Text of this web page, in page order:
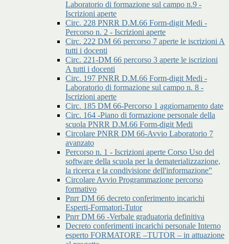
Laboratorio di formazione sul campo n.9 -
Iscrizioni aperte
Circ. 228 PNRR D.M.66 Form-digit Medi -
Percorso n. 2 - Iscrizioni aperte
Circ. 222 DM 66 percorso 7 aperte le iscrizioni A
tutti i docenti
Circ. 221-DM 66 percorso 3 aperte le iscrizioni
A tutti i docenti
Circ. 197 PNRR D.M.66 Form-digit Medi -
Laboratorio di formazione sul campo n. 8 -
Iscrizioni aperte
Circ. 185 DM 66-Percorso 1 aggiornamento date
Circ. 164 -Piano di formazione personale della
scuola PNRR D.M.66 Form-digit Medi
Circolare PNRR DM 66-Avvio Laboratorio 7
avanzato
Percorso n. 1 - Iscrizioni aperte Corso Uso del
software della scuola per la dematerializzazione,
la ricerca e la condivisione dell'informazione”
Circolare Avvio Programmazione percorso
formativo
Pnrr DM 66 decreto conferimento incarichi
Esperti-Formatori-Tutor
Pnrr DM 66 -Verbale graduatoria definitiva
Decreto conferimenti incarichi personale Interno
esperto FORMATORE –TUTOR – in attuazione